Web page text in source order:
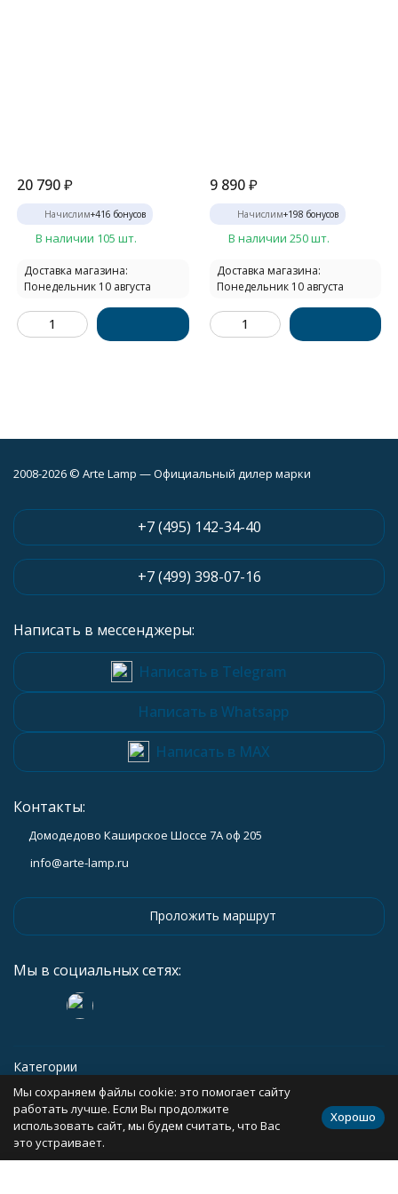
20 790₽
Начислим+416 бонусов
В наличии 105 шт.
Доставка магазина:
Понедельник 10 августа
9 890 ₽
Начислим+198 бонусов
В наличии 250 шт.
Доставка магазина:
Понедельник 10 августа
2008-2026 © Arte Lamp — Официальный дилер марки
+7 (495) 142-34-40
+7 (499) 398-07-16
Написать в мессенджеры:
Написать в Telegram
Написать в Whatsapp
Написать в MAX
Контакты:
Домодедово Каширское Шоссе 7А оф 205
info@arte-lamp.ru
Проложить маршрут
Мы в социальных сетях:
Категории
Информация
Политика персональных данных Карта сайта
Мы сохраняем файлы cookie: это помогает сайту
работать лучше. Если Вы продолжите
использовать сайт, мы будем считать, что Вас
это устраивает.
Хорошо